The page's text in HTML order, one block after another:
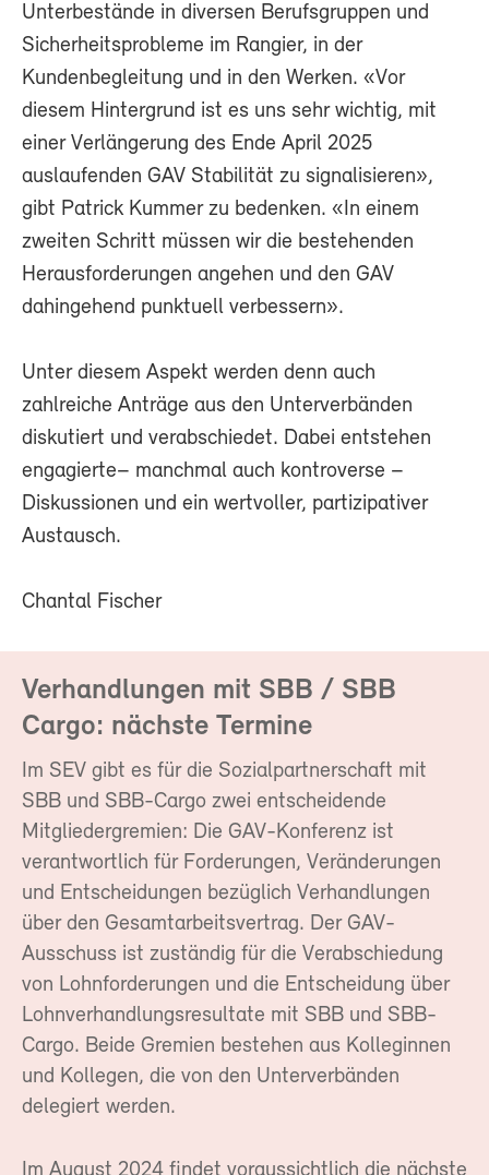
Unterbestände in diversen Berufsgruppen und
Sicherheitsprobleme im Rangier, in der
Kundenbegleitung und in den Werken. «Vor
diesem Hintergrund ist es uns sehr wichtig, mit
einer Verlängerung des Ende April 2025
auslaufenden GAV Stabilität zu signalisieren»,
gibt Patrick Kummer zu bedenken. «In einem
zweiten Schritt müssen wir die bestehenden
Herausforderungen angehen und den GAV
dahingehend punktuell verbessern».
Unter diesem Aspekt werden denn auch
zahlreiche Anträge aus den Unterverbänden
diskutiert und verabschiedet. Dabei entstehen
engagierte– manchmal auch kontroverse –
Diskussionen und ein wertvoller, partizipativer
Austausch.
Chantal Fischer
Verhandlungen mit SBB / SBB
Cargo: nächste Termine
Im SEV gibt es für die Sozialpartnerschaft mit
SBB und SBB-Cargo zwei entscheidende
Mitgliedergremien: Die GAV-Konferenz ist
verantwortlich für Forderungen, Veränderungen
und Entscheidungen bezüglich Verhandlungen
über den Gesamtarbeitsvertrag. Der GAV-
Ausschuss ist zuständig für die Verabschiedung
von Lohnforderungen und die Entscheidung über
Lohnverhandlungsresultate mit SBB und SBB-
Cargo. Beide Gremien bestehen aus Kolleginnen
und Kollegen, die von den Unterverbänden
delegiert werden.
Im August 2024 findet voraussichtlich die nächste